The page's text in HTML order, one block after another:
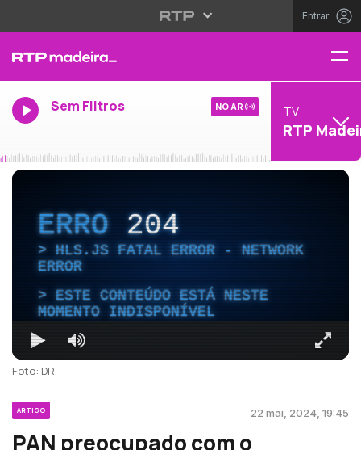
Entrar
Sem Filtros NO AR TV
RTP
ERRO204
HLS.JS FATAL ERROR - NETWORK
ERROR
ESTE CONTEÚDO ESTÁ NESTE
MOMENTO INDISPONÍVEL
Foto: DR
ARTIGO 22 mai, 2024, 19:45
PAN preocupado com o